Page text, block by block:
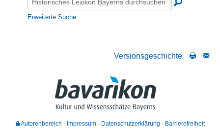
Erweiterte Suche
Versionsgeschichte
Autorenbereich Impressum Datenschutzerklärung Barrierefreiheit